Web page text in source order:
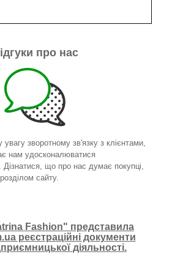
про нас
зворотному зв'язку з клієнтами,
нам удосконалюватися
що про нас думає покупці,
сайту.
Fashion" представила
реєстраційні документи
діяльності.